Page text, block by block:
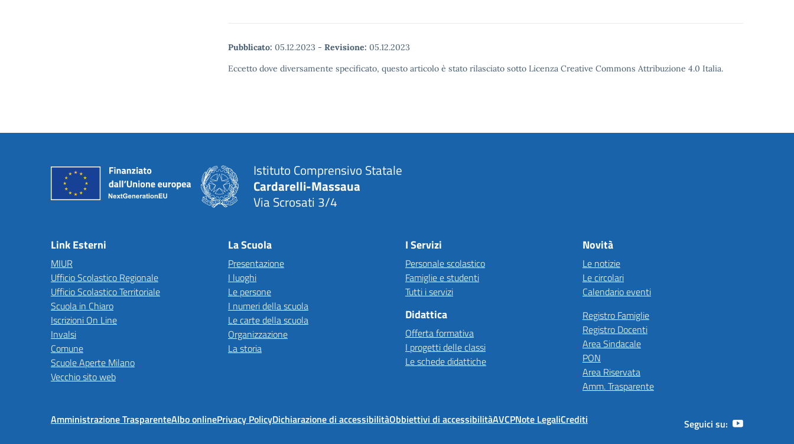
Pubblicato: 05.12.2023 - Revisione: 05.12.2023
Eccetto dove diversamente specificato, questo articolo è stato rilasciato sotto Licenza Creative Commons Attribuzione 4.0 Italia.
Istituto Comprensivo Statale
Cardarelli-Massaua
Via Scrosati 3/4
Link Esterni
MIUR
Ufficio Scolastico Regionale
Ufficio Scolastico Territoriale
Scuola in Chiaro
Iscrizioni On Line
Invalsi
Comune
Scuole Aperte Milano
Vecchio sito web
La Scuola
Presentazione
I luoghi
Le persone
I numeri della scuola
Le carte della scuola
Organizzazione
La storia
I Servizi
Personale scolastico
Famiglie e studenti
Tutti i servizi
Didattica
Offerta formativa
I progetti delle classi
Le schede didattiche
Novità
Le notizie
Le circolari
Calendario eventi
Registro Famiglie
Registro Docenti
Area Sindacale
PON
Area Riservata
Amm. Trasparente
Amministrazione TrasparenteAlbo onlinePrivacy PolicyDichiarazione di accessibilitàObbiettivi di accessibilitàAVCPNote LegaliCrediti Seguici su: